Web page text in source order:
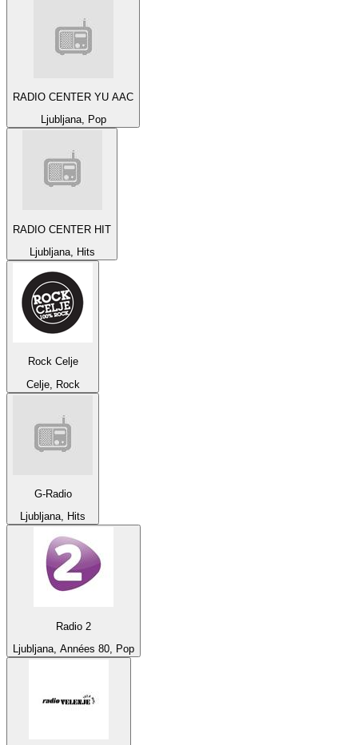
RADIO CENTER YU AAC
Ljubljana, Pop
RADIO CENTER HIT
Ljubljana, Hits
Rock Celje
Celje, Rock
G-Radio
Ljubljana, Hits
Radio 2
Ljubljana, Années 80, Pop